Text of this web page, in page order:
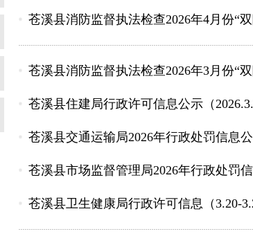
苍溪县消防监督执法检查2026年4月份“
苍溪县消防监督执法检查2026年3月份“
苍溪县住建局行政许可信息公示（
苍溪县交通运输局2026年行政处罚信息公
苍溪县市场监督管理局2026年行政处罚信
苍溪县卫生健康局行政许可信息（3.20-